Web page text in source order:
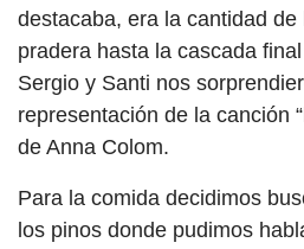
destacaba, era la cantidad
pradera hasta la cascada
Sergio y Santi nos
representación de la canción
de Anna Colom.
Para la comida decidimos
los pinos donde pudimos